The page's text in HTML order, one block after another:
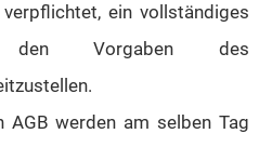
ein vollständiges
den Vorgaben des
AGB werden am selben Tag